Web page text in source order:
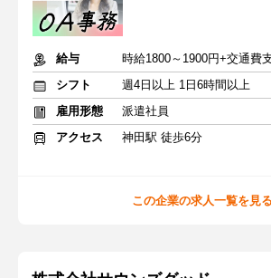
給与
時給1800～1900円+交通費
シフト
週4日以上 1日6時間以上
雇用形態
派遣社員
アクセス
神田駅 徒歩6分
この企業の求人一覧を見る